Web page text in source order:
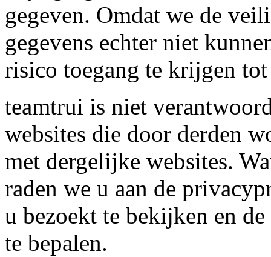
gegeven. Omdat we de
gegevens echter niet
risico toegang te krijgen
teamtrui is niet
websites die door derden
met dergelijke websites.
raden we u aan de
u bezoekt te bekijken en
te bepalen.